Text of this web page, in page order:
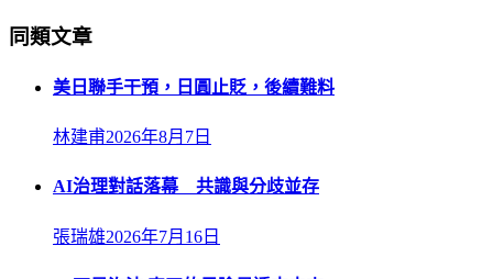
同類文章
美日聯手干預，日圓止貶，後續難料
林建甫2026年8月7日
AI治理對話落幕 共識與分歧並存
張瑞雄2026年7月16日